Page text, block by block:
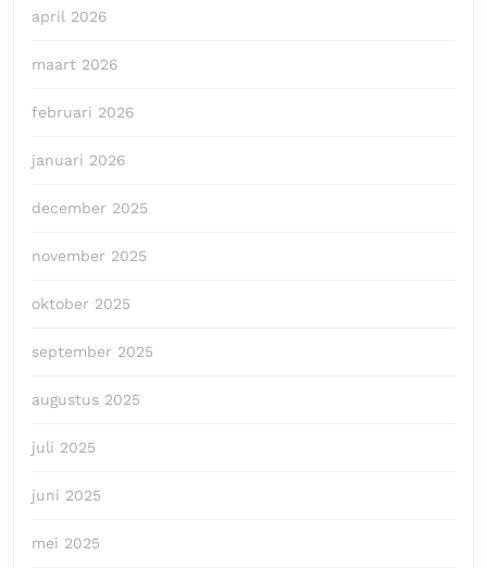
april 2026
maart 2026
februari 2026
januari 2026
december 2025
november 2025
oktober 2025
september 2025
augustus 2025
juli 2025
juni 2025
mei 2025